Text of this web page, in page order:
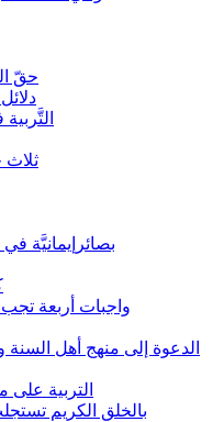
حقّ
ثلاث
بصائرإيمانيَّة
واجبات أربعة
الدعوة إلى منهج أهل
التربية
بالخلق الكريم